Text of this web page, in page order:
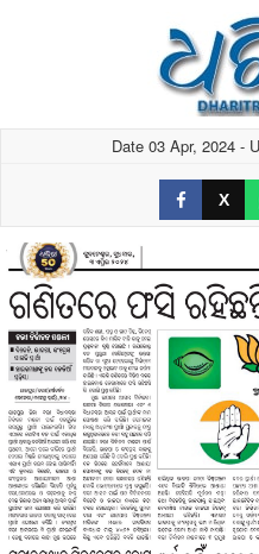
Date 03 Apr, 2024 -
X